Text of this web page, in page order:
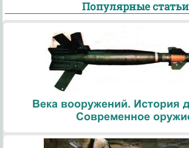
Популярные
Века вооружений. История
Современное